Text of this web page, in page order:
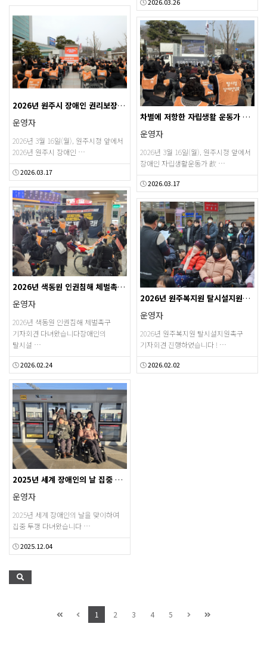
2026년 원주시 장애인 권리보장 정책 요구안 전달식
운영자
2026년 3월 16일(월), 원주시청 앞에서
2026년 원주시 장애인 …
2026.03.17
차별에 저항한 자립생활 운동가 故 김용섭 1주기 추모제
운영자
2026년 3월 16일(월), 원주시청 앞에서
장애인 자립생활운동가 故 …
2026.03.17
2026년 색동원 인권침해 체벌촉구 기자회견
운영자
2026년 색동원 인권침해 체벌촉구
기자회견 다녀왔습니다장애인의
탈시설 …
2026.02.24
2026년 원주복지원 탈시설지원촉구 기자회견
운영자
2026년 원주복지원 탈시설지원촉구
기자회견 진행하였습니다 ! …
2026.02.02
2025년 세계 장애인의 날 집중 투쟁
운영자
2025년 세계 장애인의 날을 맞이하여
집중 투쟁 다녀왔습니다 …
2025.12.04
1 2 3 4 5